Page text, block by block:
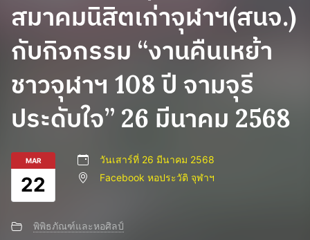
สมาคมนิสิตเก่าจุฬาฯ(สนจ.)
กับกิจกรรม “งานคืนเหย้า
ชาวจุฬาฯ 108 ปี จามจุรี
ประดับใจ” 26 มีนาคม 2568
MAR
22
วันเสาร์ที่ 26 มีนาคม 2568
Facebook หอประวัติ จุฬาฯ
พิพิธภัณฑ์และหอศิลป์